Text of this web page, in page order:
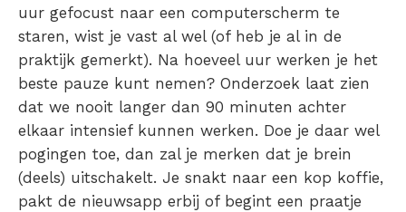
uur gefocust naar een computerscherm te
staren, wist je vast al wel (of heb je al in de
praktijk gemerkt). Na hoeveel uur werken je het
beste pauze kunt nemen? Onderzoek laat zien
dat we nooit langer dan 90 minuten achter
elkaar intensief kunnen werken. Doe je daar wel
pogingen toe, dan zal je merken dat je brein
(deels) uitschakelt. Je snakt naar een kop koffie,
pakt de nieuwsapp erbij of begint een praatje